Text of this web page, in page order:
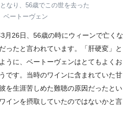
なり、56歳でこの世を去った
ベートーヴェン
月26日、56歳の時にウィーンで亡くな
ったと言われています。「肝硬変」と
うに、ベートーヴェンはとてもよくお
です。当時のワインに含まれていた甘
を生涯苦しめた難聴の原因だったとい
インを摂取していたのではないかと言